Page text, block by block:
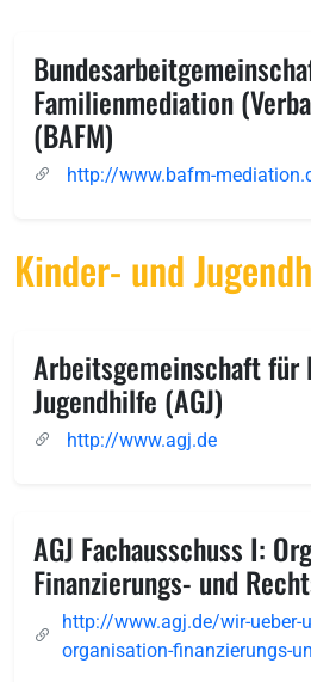
Familienmediation
(BAFM)
http://www.bafm-
Kinder- und
Arbeitsgemeinschaft für
Jugendhilfe (AGJ)
http://www.agj.de
AGJ Fachausschuss I:
Finanzierungs- und
http://www.agj.de/wir-
organisation-finanzierungs-